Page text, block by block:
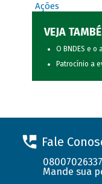
Ações
VEJA
O BNDES e o
Patrocínio a
Fale
08007026337
Mande sua